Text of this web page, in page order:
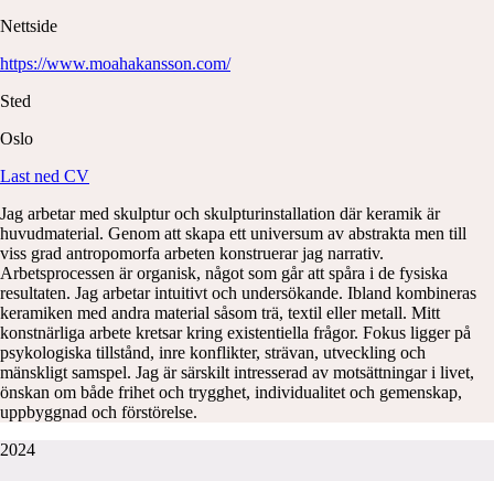
Nettside
https://www.moahakansson.com/
Sted
Oslo
Last ned CV
Jag arbetar med skulptur och skulpturinstallation där keramik är
huvudmaterial. Genom att skapa ett universum av abstrakta men till
viss grad antropomorfa arbeten konstruerar jag narrativ.
Arbetsprocessen är organisk, något som går att spåra i de fysiska
resultaten. Jag arbetar intuitivt och undersökande. Ibland kombineras
keramiken med andra material såsom trä, textil eller metall. Mitt
konstnärliga arbete kretsar kring existentiella frågor. Fokus ligger på
psykologiska tillstånd, inre konflikter, strävan, utveckling och
mänskligt samspel. Jag är särskilt intresserad av motsättningar i livet,
önskan om både frihet och trygghet, individualitet och gemenskap,
uppbyggnad och förstörelse.
2024